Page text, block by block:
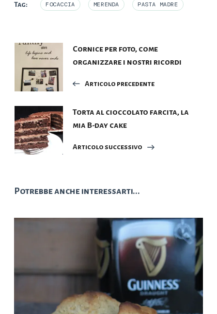
Tag: FOCACCIA MERENDA PASTA MADRE
Navigazione
articoli
Cornice per foto, come
organizzare i nostri ricordi
Articolo precedente
Torta al cioccolato farcita, la
mia B-day cake
Articolo successivo
Potrebbe anche interessarti...